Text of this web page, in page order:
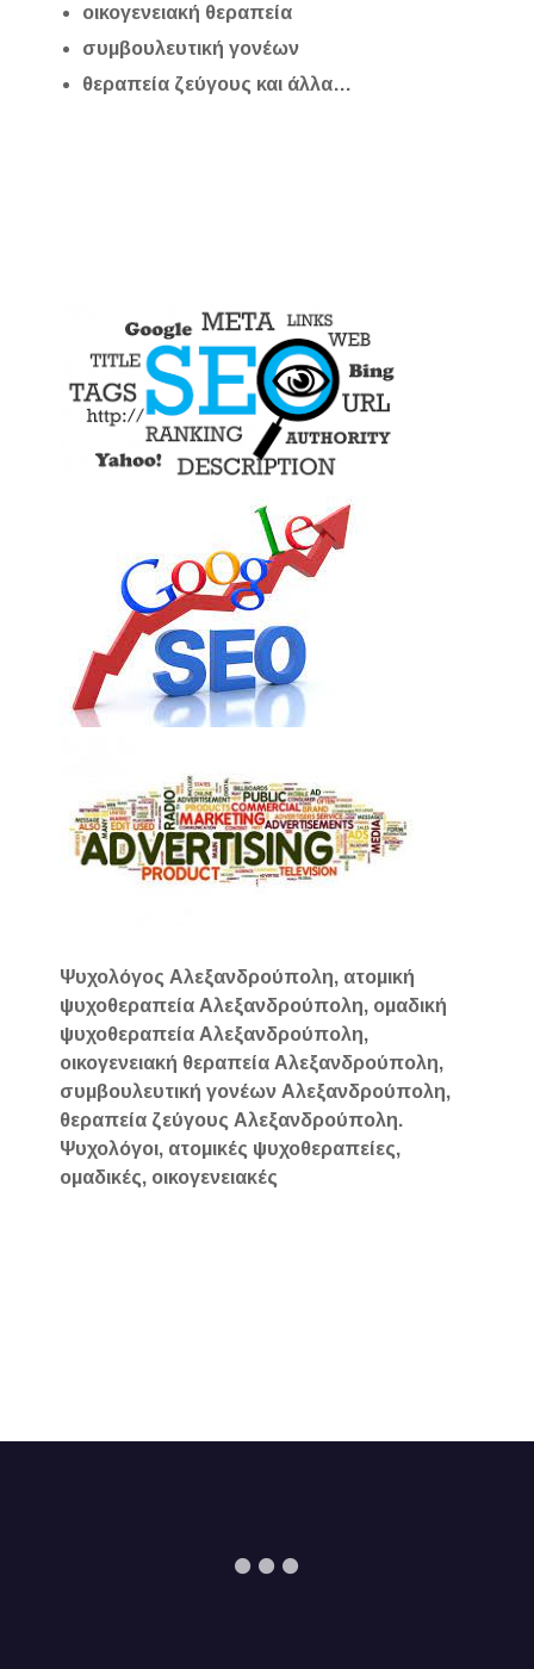
οικογενειακή θεραπεία
συμβουλευτική γονέων
θεραπεία ζεύγους και άλλα…
Ψυχολόγος Αλεξανδρούπολη, ατομική
ψυχοθεραπεία Αλεξανδρούπολη, ομαδική
ψυχοθεραπεία Αλεξανδρούπολη,
οικογενειακή θεραπεία Αλεξανδρούπολη,
συμβουλευτική γονέων Αλεξανδρούπολη,
θεραπεία ζεύγους Αλεξανδρούπολη.
Ψυχολόγοι, ατομικές ψυχοθεραπείες,
ομαδικές, οικογενειακές